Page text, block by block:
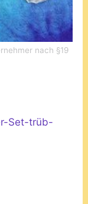
nach §19
Set-trüb-